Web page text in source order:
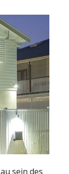
au sein des